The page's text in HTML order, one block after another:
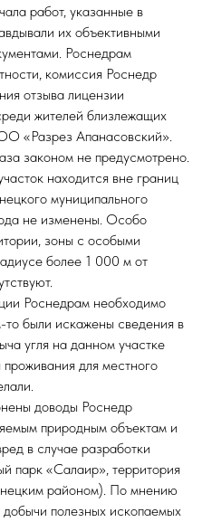
работ, указанные в
их объективными
Роснедрам
комиссия Роснедр
отзыва лицензии
жителей близлежащих
«Разрез Апанасовский».
законом не предусмотрено.
находится вне границ
муниципального
не изменены. Особо
зоны с особыми
более 1 000 м от
Роснедрам необходимо
то были искажены сведения в
угля на данном участке
проживания для местного
доводы Роснедр
природным объектам и
в случае разработки
парк «Салаир», территория
районом). По мнению
полезных ископаемых